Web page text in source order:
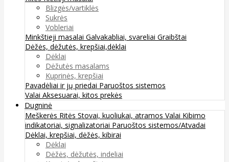
Blizgės/vartiklės
Sukrės
Vobleriai
Minkštieji masalai Galvakabliai, svareliai Graibštai
Dėžės, dėžutės, krepšiai,dėklai
Dėklai
Dėžutės masalams
Kuprinės, krepšiai
Pavadėliai ir jų priedai Paruoštos sistemos
Valai Aksesuarai, kitos prekės
Dugninė
Meškerės Ritės Stovai, kuoliukai, atramos Valai Kibimo
indikatoriai, signalizatoriai Paruoštos sistemos/Atvadai
Dėklai, krepšiai, dėžės, kibirai
Dėklai
Dėžės, dėžutės, indeliai